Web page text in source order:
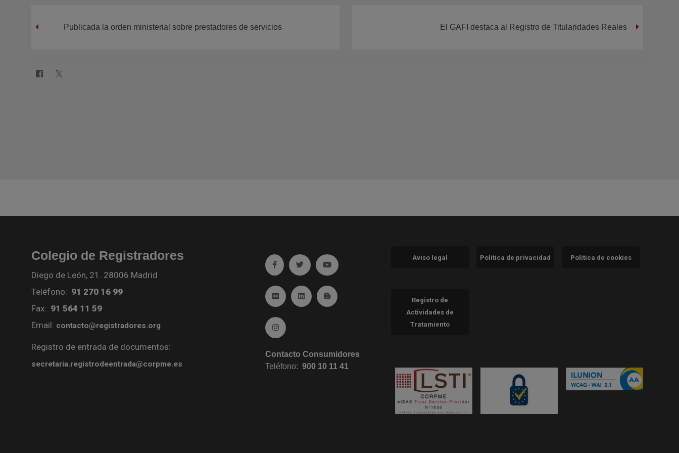
Publicada la orden ministerial sobre prestadores de servicios El GAFI destaca al Registro de Titularidades Reales
Colegio de Registradores
Diego de León, 21. 28006 Madrid
Teléfono: 91 270 16 99
Fax: 91 564 11 59
Email: contacto@registradores.org
Registro de entrada de documentos:
secretaria.registrodeentrada@corpme.es
Ir a facebook (abre en ventana nueva)
Ir a twitter (abre en ventana nueva)
Ir a YouTube (abre en ventana nueva)
Ir a Flickr (abre en ventana nueva)
Ir a Linkedin (abre en ventana nueva)
Ir al Blog (abre en ventana nueva)
Ir a Instagram (abre en ventana nueva)
Contacto Consumidores
Teléfono:900 10 11 41
Aviso legal Política de privacidad Política de cookies
Registro de
Actividades de
Tratamiento